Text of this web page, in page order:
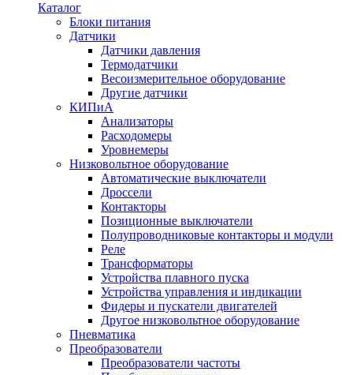
Каталог
Блоки питания
Датчики
Датчики давления
Термодатчики
Весоизмерительное оборудование
Другие датчики
КИПиА
Анализаторы
Расходомеры
Уровнемеры
Низковольтное оборудование
Автоматические выключатели
Дроссели
Контакторы
Позиционные выключатели
Полупроводниковые контакторы и модули
Реле
Трансформаторы
Устройства плавного пуска
Устройства управления и индикации
Фидеры и пускатели двигателей
Другое низковольтное оборудование
Пневматика
Преобразователи
Преобразователи частоты